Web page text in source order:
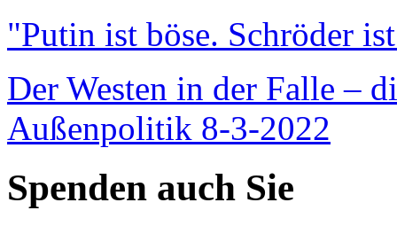
"Putin ist böse. Schröder
Der Westen in der Falle –
Außenpolitik 8-3-2022
Spenden auch Sie